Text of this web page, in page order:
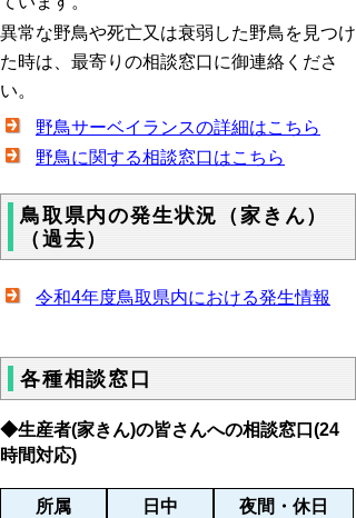
異常な野鳥や死亡又は衰弱した野鳥を見つけ
た時は、最寄りの相談窓口に御連絡くださ
い。
野鳥サーベイランスの詳細はこちら
野鳥に関する相談窓口はこちら
鳥取県内の発生状況（家きん）
（過去）
令和4年度鳥取県内における発生情報
各種相談窓口
◆生産者(家きん)の皆さんへの相談窓口(24
時間対応)
所属 日中 夜間・休日